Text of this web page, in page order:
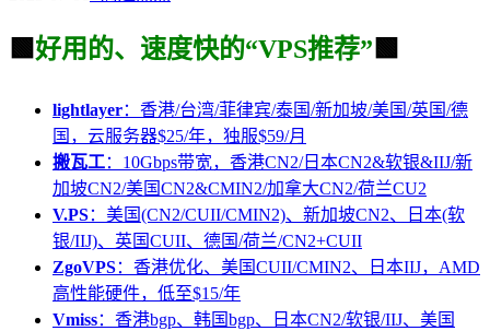
🟩 好用的、速度快的“VPS推荐” 🟩
lightlayer：香港/台湾/菲律宾/泰国/新加坡/美国/英国/德
国，云服务器$25/年，独服$59/月
搬瓦工：10Gbps带宽，香港CN2/日本CN2&软银&IIJ/新
加坡CN2/美国CN2&CMIN2/加拿大CN2/荷兰CU2
V.PS：美国(CN2/CUII/CMIN2)、新加坡CN2、日本(软
银/IIJ)、英国CUII、德国/荷兰/CN2+CUII
ZgoVPS：香港优化、美国CUII/CMIN2、日本IIJ，AMD
高性能硬件，低至$15/年
Vmiss：香港bgp、韩国bgp、日本CN2/软银/IIJ、美国